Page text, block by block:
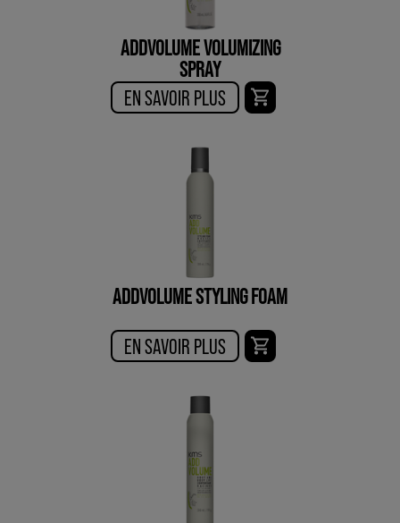
ADDVOLUME VOLUMIZING
SPRAY
EN SAVOIR PLUS
ADDVOLUME STYLING FOAM
EN SAVOIR PLUS